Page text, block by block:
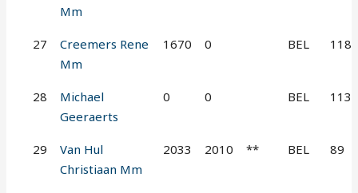
Mm
27
Creemers Rene
Mm
1670 0 BEL 118
28
Michael
Geeraerts
0 0 BEL 113
29
Van Hul
Christiaan Mm
2033 2010 ** BEL 89